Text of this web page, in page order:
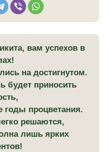
вам успехов в
на достигнутом.
будет приносить
процветания.
решаются,
лишь ярких